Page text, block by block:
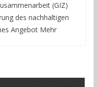
(GIZ)
des nachhaltigen
Angebot Mehr